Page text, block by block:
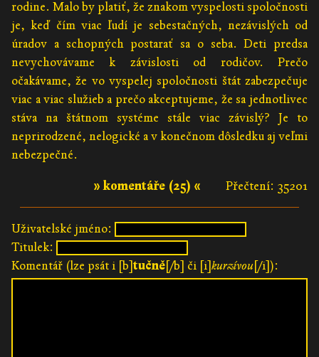
rodine. Malo by platiť, že znakom vyspelosti spoločnosti
je, keď čím viac ľudí je sebestačných, nezávislých od
úradov a schopných postarať sa o seba. Deti predsa
nevychovávame k závislosti od rodičov. Prečo
očakávame, že vo vyspelej spoločnosti štát zabezpečuje
viac a viac služieb a prečo akceptujeme, že sa jednotlivec
stáva na štátnom systéme stále viac závislý? Je to
neprirodzené, nelogické a v konečnom dôsledku aj veľmi
nebezpečné.
Přečtení: 35201
» komentáře (25) «
Uživatelské jméno:
Titulek:
Komentář (lze psát i [b]tučně[/b] či [i]kurzívou[/i]):